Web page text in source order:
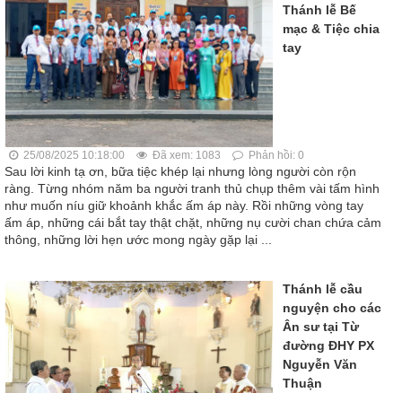
Thánh lễ Bế
mạc & Tiệc chia
tay
25/08/2025 10:18:00 Đã xem: 1083 Phản hồi: 0
Sau lời kinh tạ ơn, bữa tiệc khép lại nhưng lòng người còn rộn
ràng. Từng nhóm năm ba người tranh thủ chụp thêm vài tấm hình
như muốn níu giữ khoảnh khắc ấm áp này. Rồi những vòng tay
ấm áp, những cái bắt tay thật chặt, những nụ cười chan chứa cảm
thông, những lời hẹn ước mong ngày gặp lại ...
Thánh lễ cầu
nguyện cho các
Ân sư tại Từ
đường ĐHY PX
Nguyễn Văn
Thuận